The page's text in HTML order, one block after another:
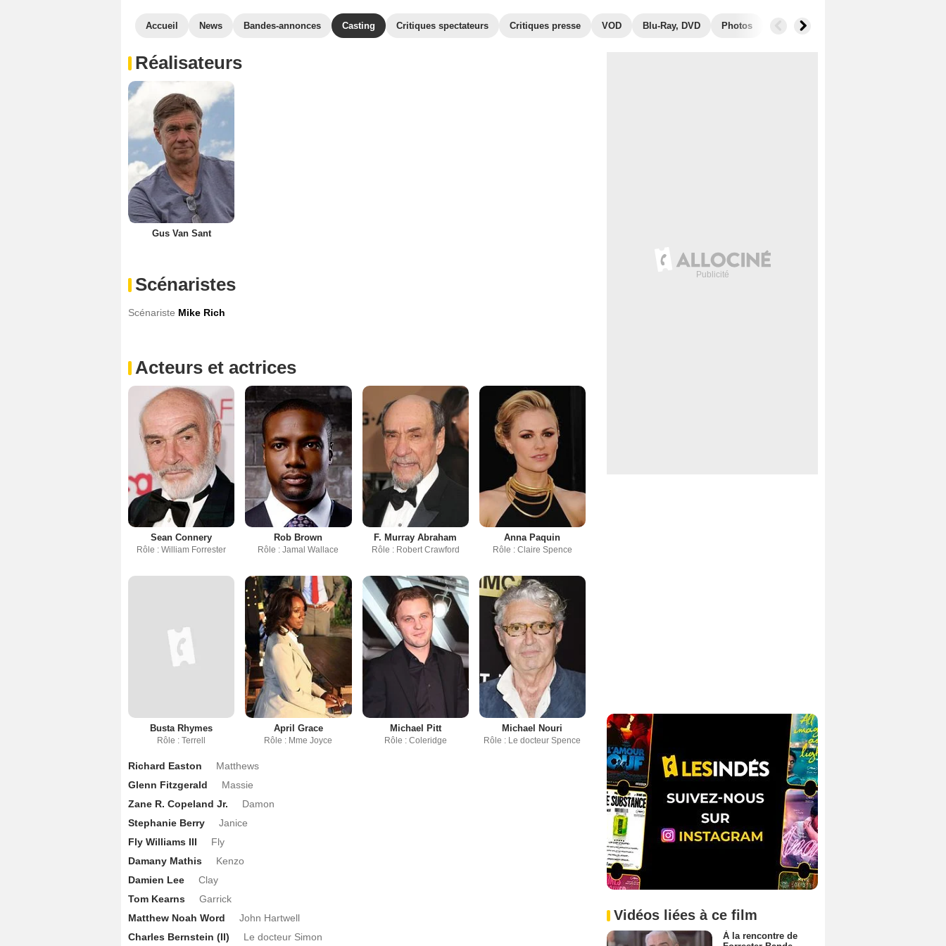
Accueil News Bandes-annonces Casting Critiques spectateurs Critiques presse VOD Blu-Ray, DVD Photos Secrets de tournage
Réalisateurs
Gus Van Sant
Scénaristes
Scénariste Mike Rich
Acteurs et actrices
Sean Connery
Rôle : William Forrester
Rob Brown
Rôle : Jamal Wallace
F. Murray Abraham
Rôle : Robert Crawford
Anna Paquin
Rôle : Claire Spence
Busta Rhymes
Rôle : Terrell
April Grace
Rôle : Mme Joyce
Michael Pitt
Rôle : Coleridge
Michael Nouri
Rôle : Le docteur Spence
Richard Easton
Matthews
Glenn Fitzgerald
Massie
Zane R. Copeland Jr.
Damon
Stephanie Berry
Janice
Fly Williams III
Fly
Damany Mathis
Kenzo
Damien Lee
Clay
Tom Kearns
Garrick
Matthew Noah Word
John Hartwell
Charles Bernstein (II)
Le docteur Simon
Vidéos liées à ce film
À la rencontre de